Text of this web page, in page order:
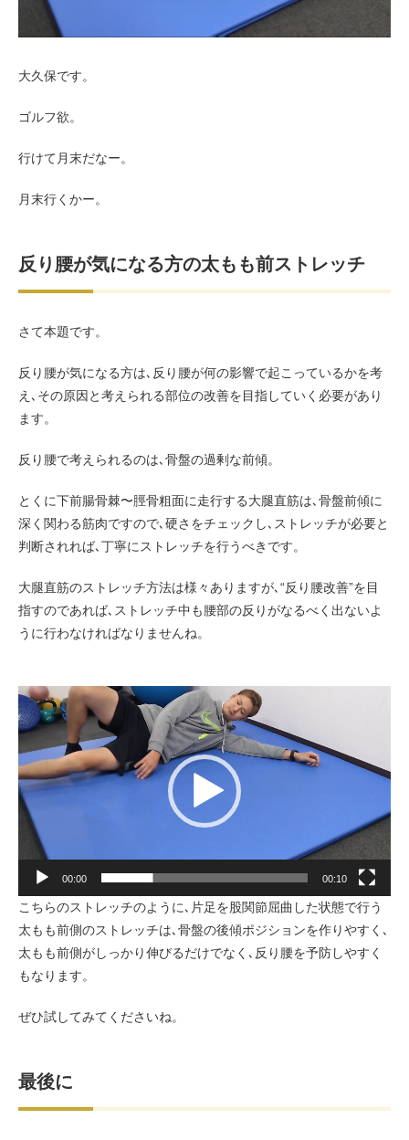
大久保です。
ゴルフ欲。
行けて月末だなー。
月末行くかー。
反り腰が気になる方の太もも前ストレッチ
さて本題です。
反り腰が気になる方は､反り腰が何の影響で起こっているかを考
え､その原因と考えられる部位の改善を目指していく必要があり
ます。
反り腰で考えられるのは､骨盤の過剰な前傾。
とくに下前腸骨棘〜脛骨粗面に走行する大腿直筋は､骨盤前傾に
深く関わる筋肉ですので､硬さをチェックし､ストレッチが必要と
判断されれば､丁寧にストレッチを行うべきです。
大腿直筋のストレッチ方法は様々ありますが､“反り腰改善”を目
指すのであれば､ストレッチ中も腰部の反りがなるべく出ないよ
うに行わなければなりませんね。
動
画
レ
ー
ヤ
00:00 00:10
こちらのストレッチのように､片足を股関節屈曲した状態で行う
太もも前側のストレッチは､骨盤の後傾ポジションを作りやすく､
太もも前側がしっかり伸びるだけでなく､反り腰を予防しやすく
もなります。
ぜひ試してみてくださいね。
最後に